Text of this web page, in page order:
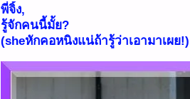
พี่จิ้ง,
รู้จักคนนี้มั้ย?
(sheหักคอหนิงแน่ถ้ารู้ว่าเอามาเผย!)